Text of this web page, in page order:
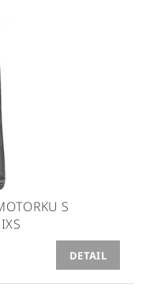
S
DETAIL